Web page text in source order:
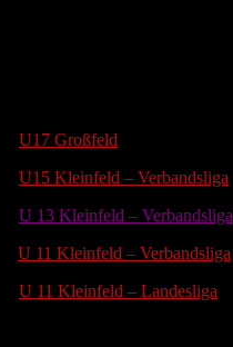
U17 Großfeld
U15 Kleinfeld – Verbandsliga
U 13 Kleinfeld – Verbandsliga
U 11 Kleinfeld – Verbandsliga
U 11 Kleinfeld – Landesliga